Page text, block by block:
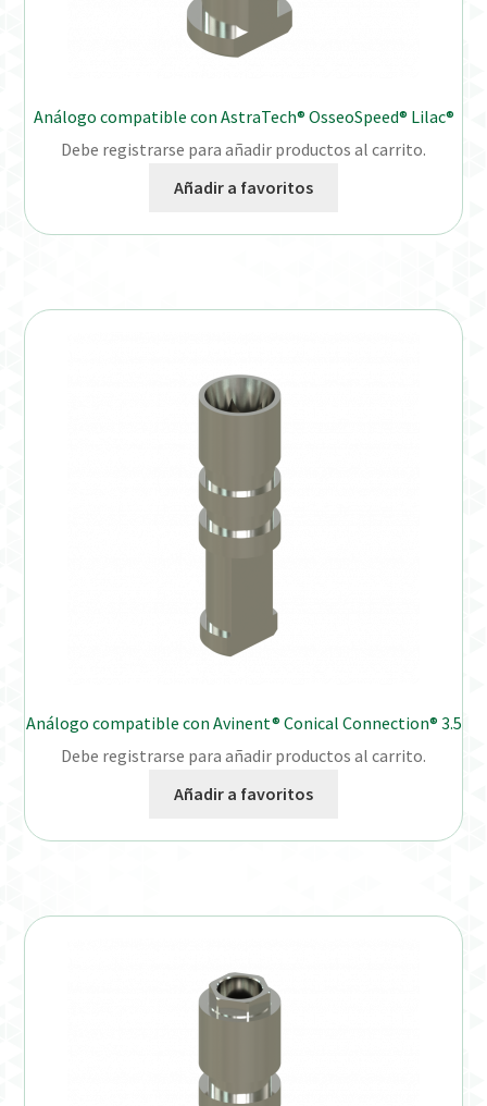
Análogo compatible con AstraTech® OsseoSpeed® Lilac®
Debe registrarse para añadir productos al carrito.
Añadir a favoritos
Análogo compatible con Avinent® Conical Connection® 3.5
Debe registrarse para añadir productos al carrito.
Añadir a favoritos